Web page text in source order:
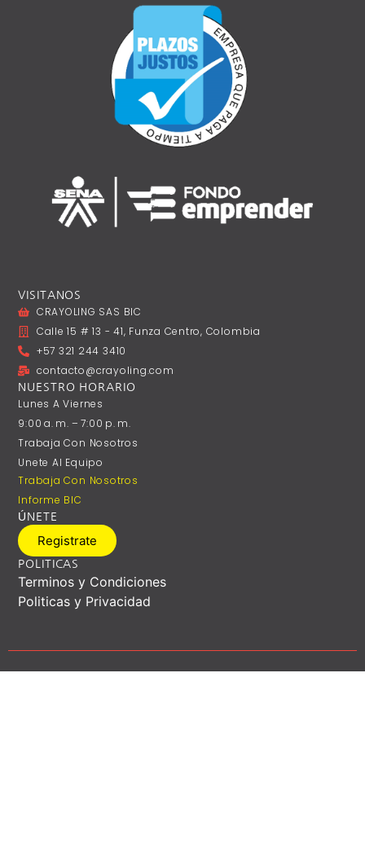
VISITANOS
CRAYOLING SAS BIC
Calle 15 # 13 - 41, Funza Centro, Colombia
+57 321 244 3410
contacto@crayoling.com
NUESTRO HORARIO
Lunes A ‎Viernes
9:00 A. M. – 7:00 P. M.
Trabaja Con Nosotros
Unete Al Equipo
Trabaja Con Nosotros
Informe BIC
ÚNETE
Registrate
POLITICAS
Terminos y Condiciones
Politicas y Privacidad